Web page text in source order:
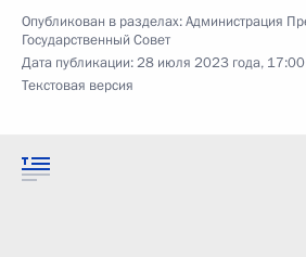
Опубликован в разделах:Администрация
Государственный Совет
Дата публикации:28 июля 2023 года, 17:00
Текстовая версия